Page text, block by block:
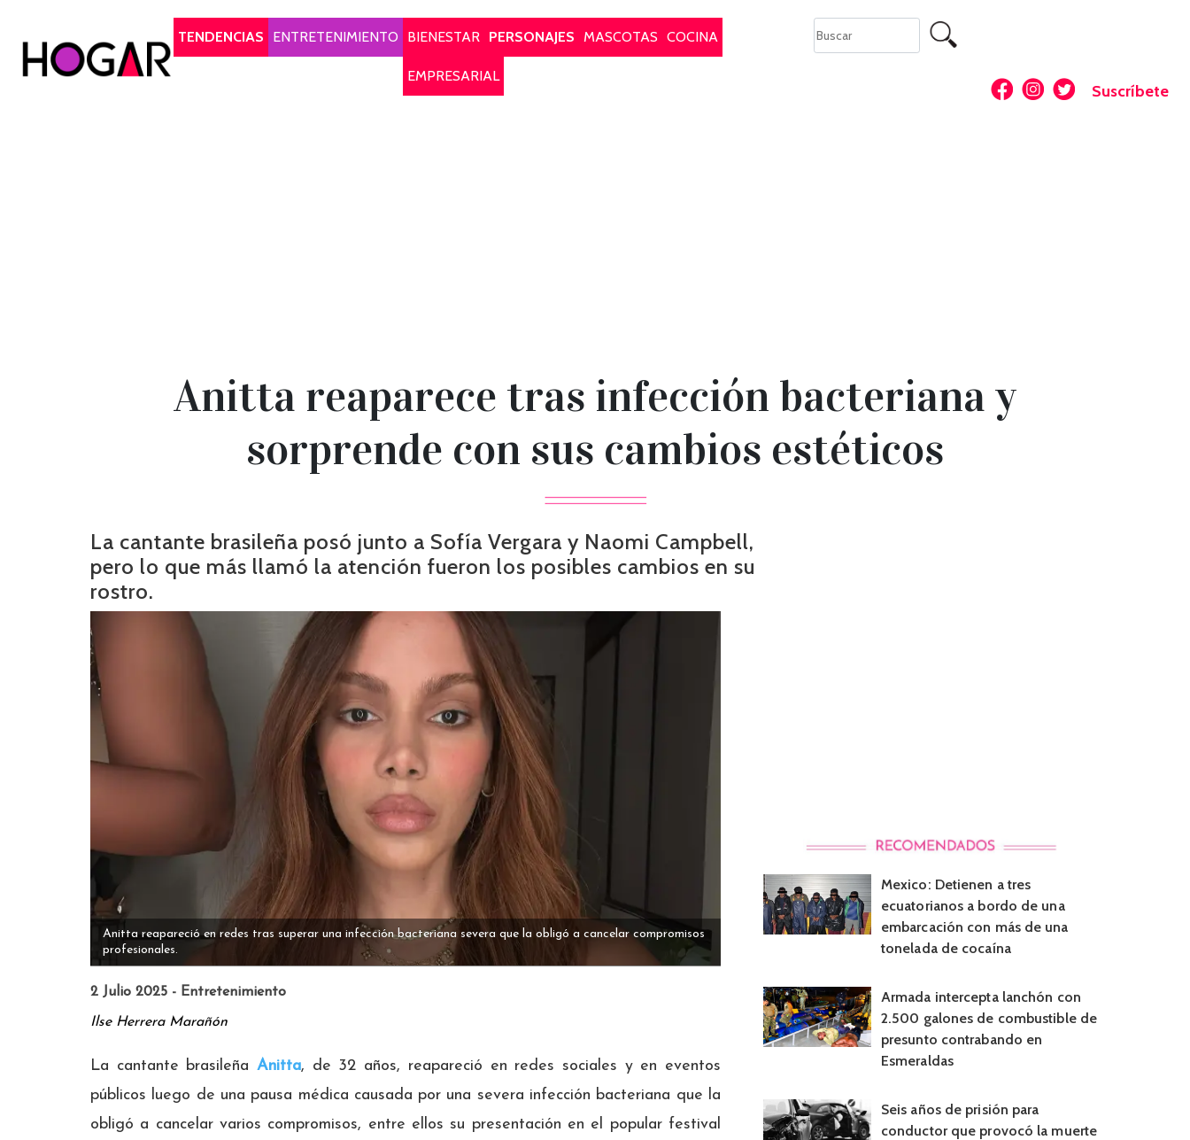
TENDENCIAS
ENTRETENIMIENTO BIENESTAR PERSONAJES MASCOTAS COCINA
EMPRESARIAL
Suscríbete
Anitta reaparece tras infección bacteriana y
sorprende con sus cambios estéticos
La cantante brasileña posó junto a Sofía Vergara y Naomi Campbell,
pero lo que más llamó la atención fueron los posibles cambios en su
rostro.
Anitta reapareció en redes tras superar una infección bacteriana severa que la obligó a cancelar compromisos
profesionales.
2 Julio 2025 - Entretenimiento
Ilse Herrera Marañón
La cantante brasileñaAnitta, de 32 años, reapareció en redes sociales y en eventos
públicos luego de una pausa médica causada por una severa infección bacteriana que la
obligó a cancelar varios compromisos, entre ellos su presentación en el popular festival
Mexico: Detienen a tres
ecuatorianos a bordo de una
embarcación con más de una
tonelada de cocaína
Armada intercepta lanchón con
2.500 galones de combustible de
presunto contrabando en
Esmeraldas
Seis años de prisión para
conductor que provocó la muerte